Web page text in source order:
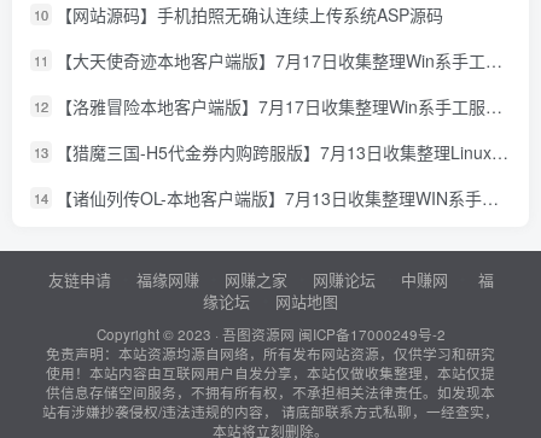
10 【网站源码】手机拍照无确认连续上传系统ASP源码
11 【大天使奇迹本地客户端版】7月17日收集整理Win系手工服务端-怀旧奇迹页游-详细文本搭建教程-GM授权管理后台-PC客户端
12 【洛雅冒险本地客户端版】7月17日收集整理Win系手工服务端-经典冒险页游-详细文本搭建教程-PC客户端
13 【猎魔三国-H5代金券内购跨服版】7月13日收集整理Linux手工服务端-典藏卡牌回合手游-详细文本搭建教程-通用视频教程-GM管理授权后台-简易安卓客户端
14 【诸仙列传OL-本地客户端版】7月13日收集整理WIN系手工服务端-经典修真页游-详细文本搭建教程-GM工具-PC客户端
友链申请 福缘网赚 网赚之家 网赚论坛 中赚网
福
缘论坛
网站地图
Copyright © 2023 · 吾图资源网 闽ICP备17000249号-2
免责声明：本站资源均源自网络，所有发布网站资源，仅供学习和研究
使用！本站内容由互联网用户自发分享，本站仅做收集整理，本站仅提
供信息存储空间服务，不拥有所有权，不承担相关法律责任。如发现本
站有涉嫌抄袭侵权/违法违规的内容， 请底部联系方式私聊，一经查实，
本站将立刻删除。